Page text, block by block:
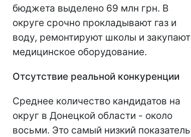
бюджета выделено 69 млн грн. В
округе срочно прокладывают газ и
воду, ремонтируют школы и закупают
медицинское оборудование.
Отсутствие реальной конкуренции
Среднее количество кандидатов на
округ в Донецкой области - около
восьми. Это самый низкий показатель